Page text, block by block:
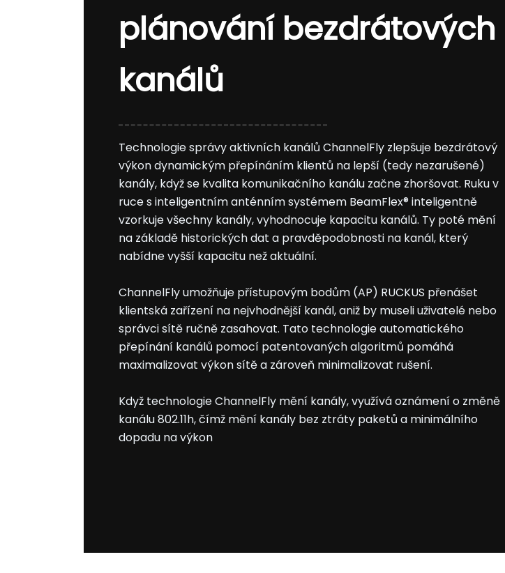
plánování bezdrátových
kanálů
Technologie správy aktivních kanálů ChannelFly zlepšuje bezdrátový
výkon dynamickým přepínáním klientů na lepší (tedy nezarušené)
kanály, když se kvalita komunikačního kanálu začne zhoršovat. Ruku v
ruce s inteligentním anténním systémem BeamFlex® inteligentně
vzorkuje všechny kanály, vyhodnocuje kapacitu kanálů. Ty poté mění
na základě historických dat a pravděpodobnosti na kanál, který
nabídne vyšší kapacitu než aktuální.
ChannelFly umožňuje přístupovým bodům (AP) RUCKUS přenášet
klientská zařízení na nejvhodnější kanál, aniž by museli uživatelé nebo
správci sítě ručně zasahovat. Tato technologie automatického
přepínání kanálů pomocí patentovaných algoritmů pomáhá
maximalizovat výkon sítě a zároveň minimalizovat rušení.
Když technologie ChannelFly mění kanály, využívá oznámení o změně
kanálu 802.11h, čímž mění kanály bez ztráty paketů a minimálního
dopadu na výkon